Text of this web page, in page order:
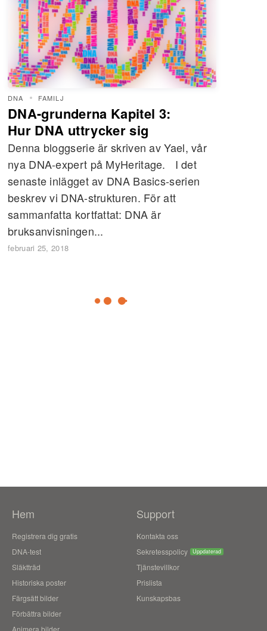
DNA FAMILJ
DNA-grunderna Kapitel 3:
Hur DNA uttrycker sig
Denna bloggserie är skriven av Yael, vår
nya DNA-expert på MyHeritage. I det
senaste inlägget av DNA Basics-serien
beskrev vi DNA-strukturen. För att
sammanfatta kortfattat: DNA är
bruksanvisningen...
februari 25, 2018
Hem
Registrera dig gratis
DNA-test
Släktträd
Historiska poster
Färgsätt bilder
Förbättra bilder
Animera bilder
Support
Kontakta oss
Sekretesspolicy
Uppdaterad
Tjänstevillkor
Prislista
Kunskapsbas